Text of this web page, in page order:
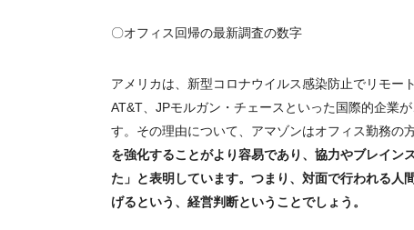
〇オフィス回帰の最新調査の数字
アメリカは、新型コロナウイルス感染防止でリモー
AT&T
JPモルガン・チェースといった国際的企業
す。その理由について、アマゾンはオフィス勤務の
を強化することがより容易であり、協力やブレイン
た」と表明しています。つまり、対面で行われる人
げるという、経営判断ということでしょう。